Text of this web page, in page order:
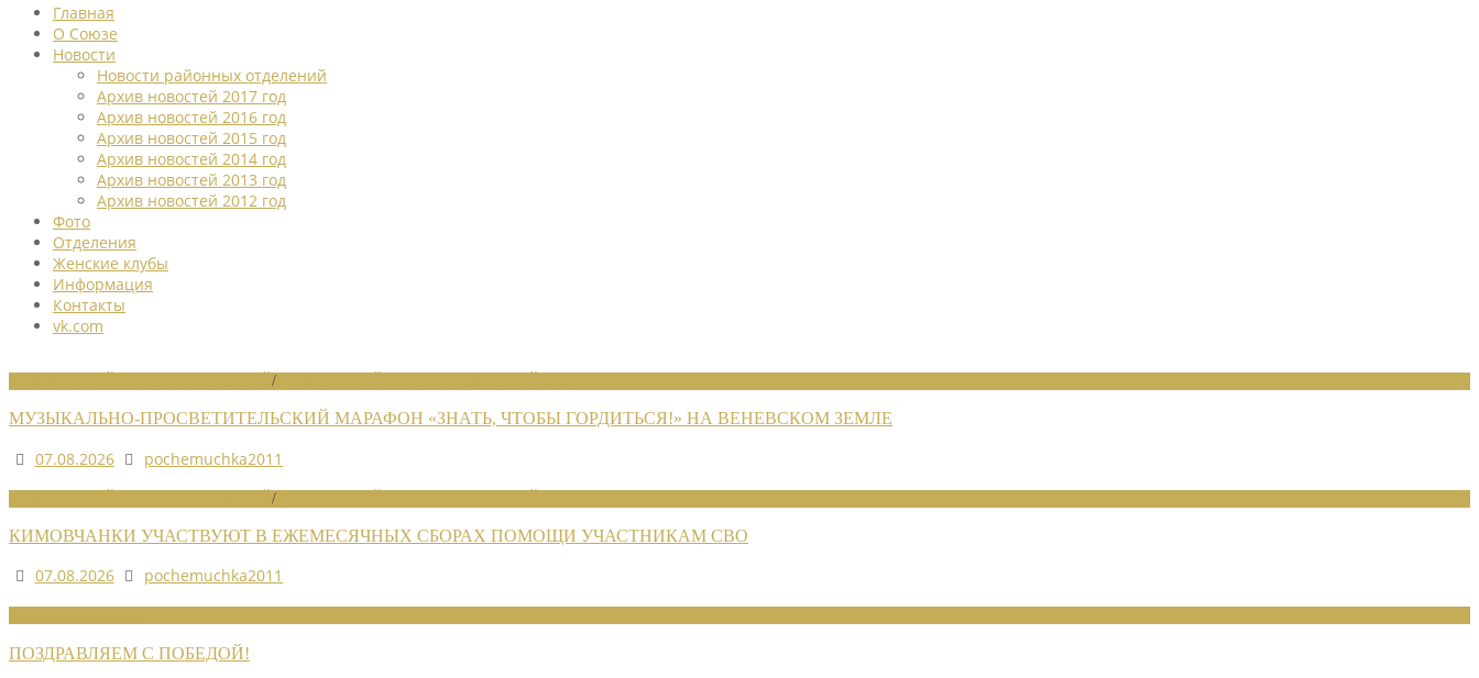
Главная
О Союзе
Новости
Новости районных отделений
Архив новостей 2017 год
Архив новостей 2016 год
Архив новостей 2015 год
Архив новостей 2014 год
Архив новостей 2013 год
Архив новостей 2012 год
Фото
Отделения
Женские клубы
Информация
Контакты
vk.com
/
МУЗЫКАЛЬНО-ПРОСВЕТИТЕЛЬСКИЙ МАРАФОН «ЗНАТЬ, ЧТОБЫ ГОРДИТЬСЯ!» НА ВЕНЕВСКОМ ЗЕМЛЕ
07.08.2026
pochemuchka2011
/
КИМОВЧАНКИ УЧАСТВУЮТ В ЕЖЕМЕСЯЧНЫХ СБОРАХ ПОМОЩИ УЧАСТНИКАМ СВО
07.08.2026
pochemuchka2011
ПОЗДРАВЛЯЕМ С ПОБЕДОЙ!